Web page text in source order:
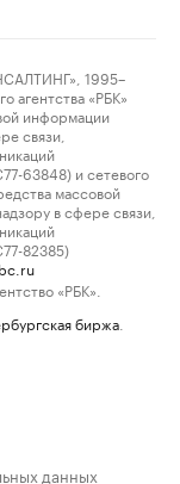
1995–
агентства «РБК»
информации
связи,
63848) и сетевого
массовой
в сфере связи,
82385)
«РБК».
биржа
данных